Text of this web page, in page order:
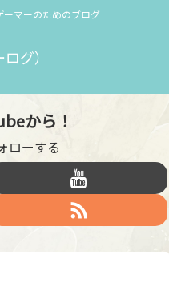
マーのためのブログ
グ）
から！
ローする